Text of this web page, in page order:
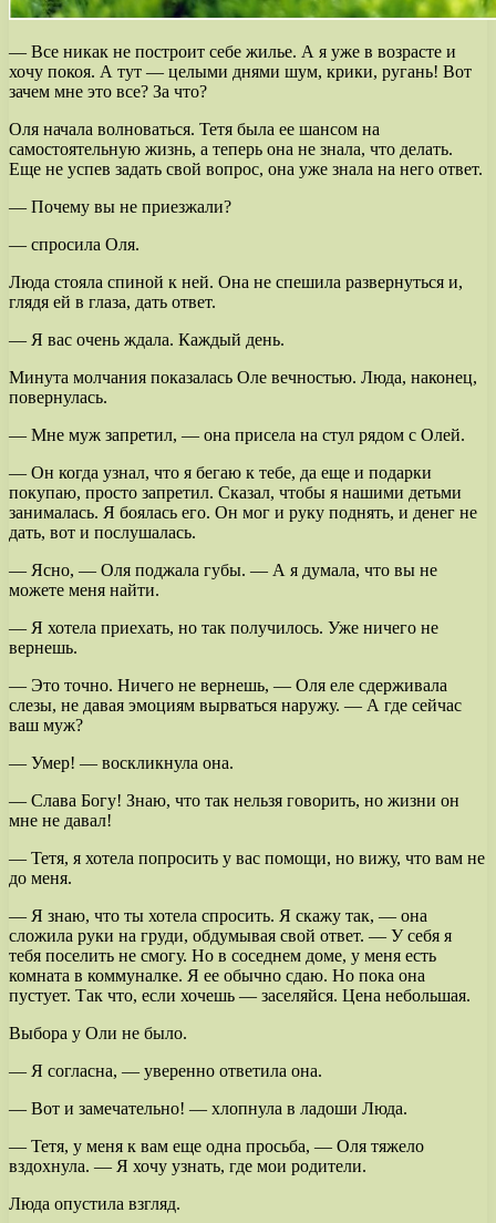
— Все никак не построит себе жилье. А я уже в возрасте и
хочу покоя. А тут — целыми днями шум, крики, ругань! Вот
зачем мне это все? За что?
Оля начала волноваться. Тетя была ее шансом на
самостоятельную жизнь, а теперь она не знала, что делать.
Еще не успев задать свой вопрос, она уже знала на него ответ.
— Почему вы не приезжали?
— спросила Оля.
Люда стояла спиной к ней. Она не спешила развернуться и,
глядя ей в глаза, дать ответ.
— Я вас очень ждала. Каждый день.
Минута молчания показалась Оле вечностью. Люда, наконец,
повернулась.
— Мне муж запретил, — она присела на стул рядом с Олей.
— Он когда узнал, что я бегаю к тебе, да еще и подарки
покупаю, просто запретил. Сказал, чтобы я нашими детьми
занималась. Я боялась его. Он мог и руку поднять, и денег не
дать, вот и послушалась.
— Ясно, — Оля поджала губы. — А я думала, что вы не
можете меня найти.
— Я хотела приехать, но так получилось. Уже ничего не
вернешь.
— Это точно. Ничего не вернешь, — Оля еле сдерживала
слезы, не давая эмоциям вырваться наружу. — А где сейчас
ваш муж?
— Умер! — воскликнула она.
— Слава Богу! Знаю, что так нельзя говорить, но жизни он
мне не давал!
— Тетя, я хотела попросить у вас помощи, но вижу, что вам не
до меня.
— Я знаю, что ты хотела спросить. Я скажу так, — она
сложила руки на груди, обдумывая свой ответ. — У себя я
тебя поселить не смогу. Но в соседнем доме, у меня есть
комната в коммуналке. Я ее обычно сдаю. Но пока она
пустует. Так что, если хочешь — заселяйся. Цена небольшая.
Выбора у Оли не было.
— Я согласна, — уверенно ответила она.
— Вот и замечательно! — хлопнула в ладоши Люда.
— Тетя, у меня к вам еще одна просьба, — Оля тяжело
вздохнула. — Я хочу узнать, где мои родители.
Люда опустила взгляд.